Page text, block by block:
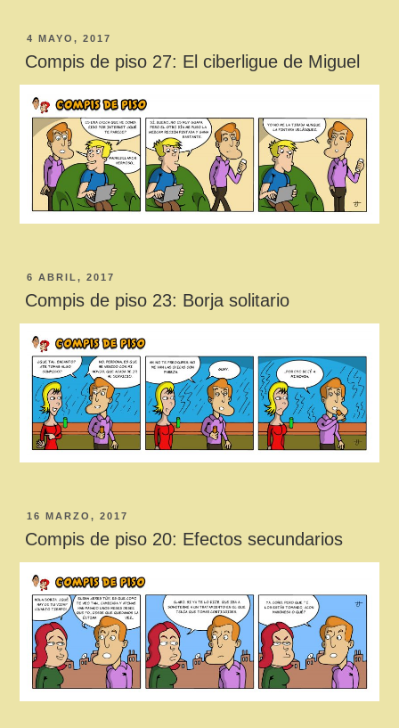
PUBLICADO
EL
4 MAYO, 2017
Compis de piso 27: El ciberligue de Miguel
PUBLICADO
EL
6 ABRIL, 2017
Compis de piso 23: Borja solitario
PUBLICADO
EL
16 MARZO, 2017
Compis de piso 20: Efectos secundarios